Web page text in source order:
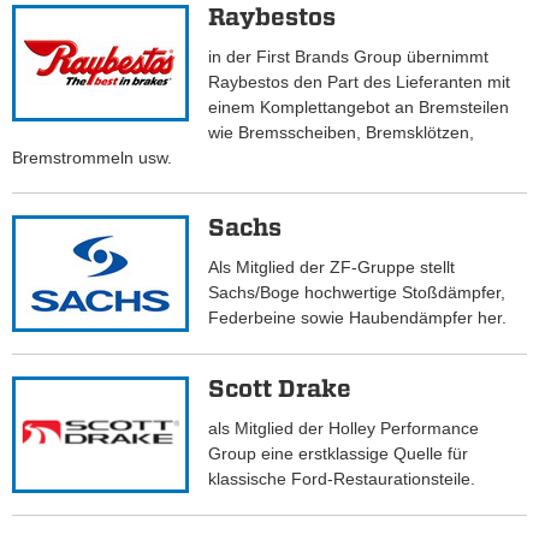
Raybestos
in der First Brands Group übernimmt
Raybestos den Part des Lieferanten mit
einem Komplettangebot an Bremsteilen
wie Bremsscheiben, Bremsklötzen,
Bremstrommeln usw.
Sachs
Als Mitglied der ZF-Gruppe stellt
Sachs/Boge hochwertige Stoßdämpfer,
Federbeine sowie Haubendämpfer her.
Scott Drake
als Mitglied der Holley Performance
Group eine erstklassige Quelle für
klassische Ford-Restaurationsteile.